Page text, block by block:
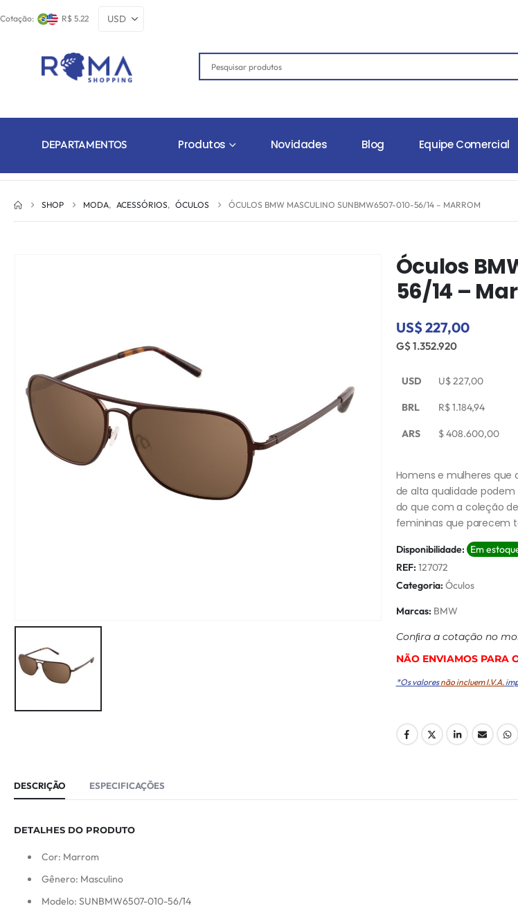
Cotação: R$ 5.22
DEPARTAMENTOS Produtos Novidades Blog Equipe Comercial
SHOP MODA, ACESSÓRIOS, ÓCULOS ÓCULOS BMW MASCULINO SUNBMW6507-010-56/14 – MARROM
Óculos
56/14 –
US$ 227,00
G$ 1.352.920
USD U$227,00
BRL R$1.184,94
ARS $408.600,00
Homens e mulheres que
de alta qualidade
do que com a coleção
femininas que parecem
Disponibilidade: Em
REF: 127072
Categoria: Óculos
Marcas: BMW
Conﬁra a cotação no
NÃO ENVIAMOS PARA
*Os valoresnão incluem I.V.A.
DESCRIÇÃO ESPECIFICAÇÕES
DETALHES DO PRODUTO
Cor: Marrom
Gênero: Masculino
Modelo: SUNBMW6507-010-56/14